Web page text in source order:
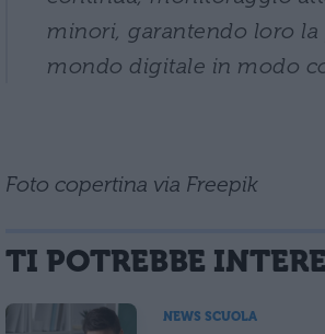
minori, garantendo loro
mondo digitale in modo
Foto copertina via Freepik
TI POTREBBE
NEWS SCUOLA